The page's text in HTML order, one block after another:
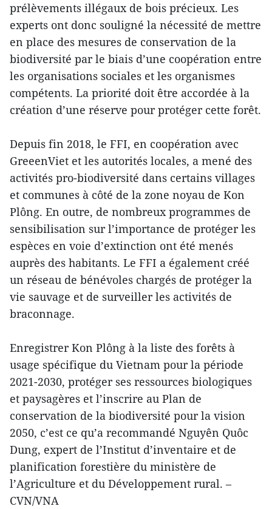
prélèvements illégaux de bois précieux. Les
experts ont donc souligné la nécessité de mettre
en place des mesures de conservation de la
biodiversité par le biais d’une coopération entre
les organisations sociales et les organismes
compétents. La priorité doit être accordée à la
création d’une réserve pour protéger cette forêt.
Depuis fin 2018, le FFI, en coopération avec
GreeenViet et les autorités locales, a mené des
activités pro-biodiversité dans certains villages
et communes à côté de la zone noyau de Kon
Plông. En outre, de nombreux programmes de
sensibilisation sur l’importance de protéger les
espèces en voie d’extinction ont été menés
auprès des habitants. Le FFI a également créé
un réseau de bénévoles chargés de protéger la
vie sauvage et de surveiller les activités de
braconnage.
Enregistrer Kon Plông à la liste des forêts à
usage spécifique du Vietnam pour la période
2021-2030, protéger ses ressources biologiques
et paysagères et l’inscrire au Plan de
conservation de la biodiversité pour la vision
2050, c’est ce qu’a recommandé Nguyên Quôc
Dung, expert de l’Institut d’inventaire et de
planification forestière du ministère de
l’Agriculture et du Développement rural. –
CVN/VNA